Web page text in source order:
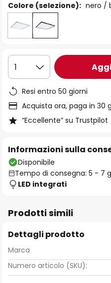
Colore (selezione): nero /
1
Resi entro 50 giorni
Acquista ora, paga in 30
“Eccellente” su Trustpilot
Informazioni sulla
Disponibile
Tempo di consegna: 5 - 7
LED integrati
Prodotti simili
Dettagli prodotto
Marca
Numero articolo (SKU):